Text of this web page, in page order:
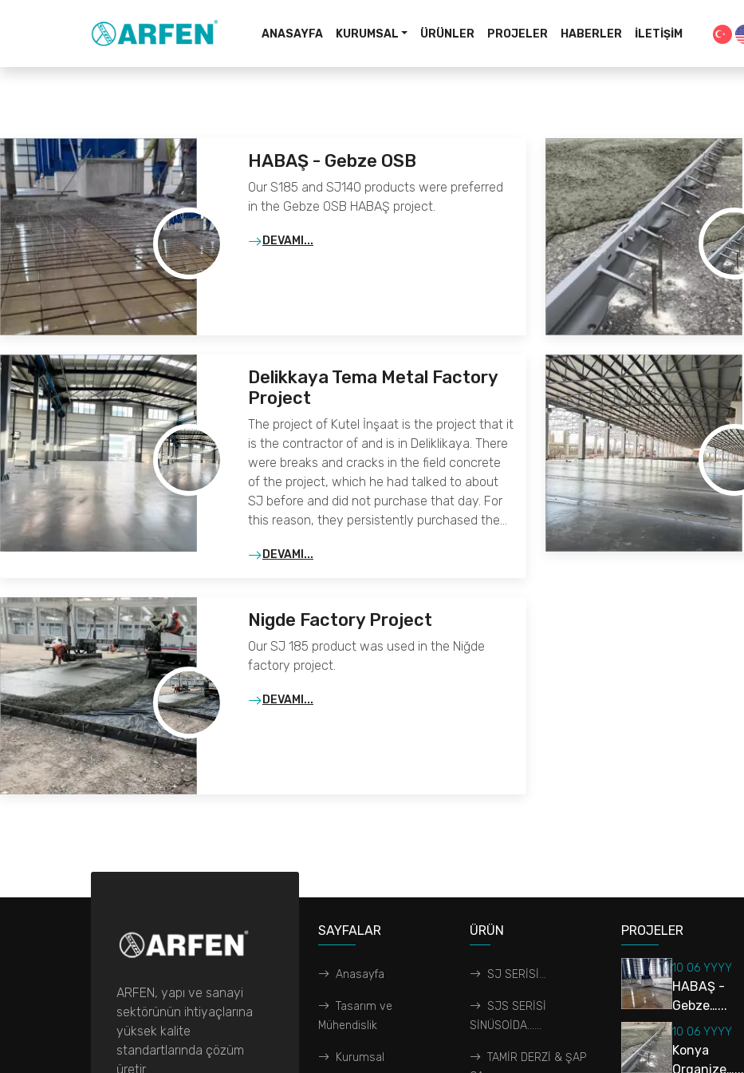
ANASAYFA KURUMSAL ÜRÜNLER PROJELER HABERLER İLETIŞIM
HABAŞ - Gebze OSB
Our S185 and SJ140 products were preferred
in the Gebze OSB HABAŞ project.
DEVAMI...
Delikkaya Tema Metal Factory
Project
The project of Kutel İnşaat is the project that it
is the contractor of and is in Deliklikaya. There
were breaks and cracks in the field concrete
of the project, which he had talked to about
SJ before and did not purchase that day. For
this reason, they persistently purchased the…
DEVAMI...
Nigde Factory Project
Our SJ 185 product was used in the Niğde
factory project.
DEVAMI...
ARFEN, yapı ve sanayi
sektörünün ihtiyaçlarına
yüksek kalite
standartlarında çözüm
üretir.
SAYFALAR
Anasayfa
Tasarım ve
Mühendislik
Kurumsal
ÜRÜN
SJ SERİSİ...
SJS SERİSİ
SİNÜSOİDA…...
TAMİR DERZİ & ŞAP
PROJELER
10 06 YYYY
HABAŞ -
Gebze…...
10 06 YYYY
Konya
Organize…...